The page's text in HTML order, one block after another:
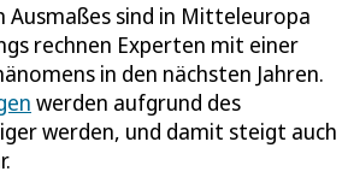
Ausmaßes sind in Mitteleuropa
rechnen Experten mit einer
in den nächsten Jahren.
werden aufgrund des
werden, und damit steigt auch